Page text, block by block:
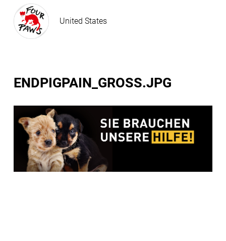
United States
ENDPIGPAIN_GROSS.JPG